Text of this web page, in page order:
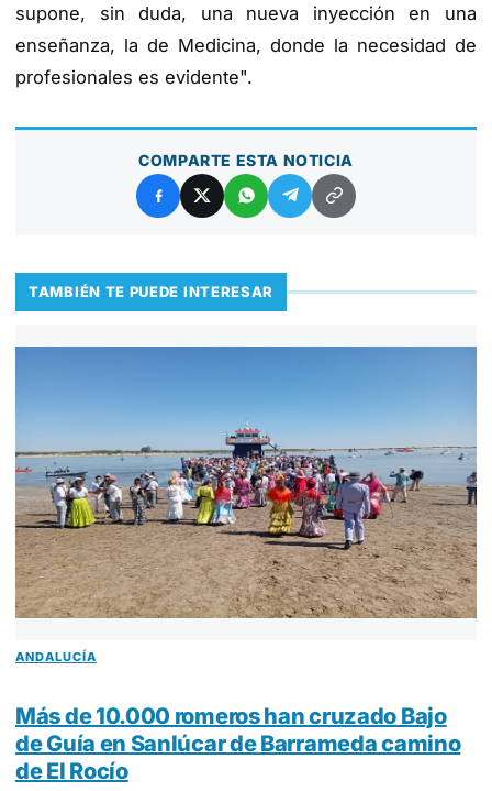
supone, sin duda, una nueva inyección en una
enseñanza, la de Medicina, donde la necesidad de
profesionales es evidente".
COMPARTE ESTA NOTICIA
TAMBIÉN TE PUEDE INTERESAR
ANDALUCÍA
Más de 10.000 romeros han cruzado Bajo
de Guía en Sanlúcar de Barrameda camino
de El Rocío